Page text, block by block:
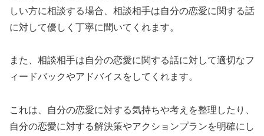
しい方に相談する場合、相談相手は自分の恋愛に関する話
に対して優しく丁寧に聞いてくれます。
また、相談相手は自分の恋愛に関する話に対して適切なフ
ィードバックやアドバイスをしてくれます。
これは、自分の恋愛に対する気持ちや考えを整理したり、
自分の恋愛に対する解決策やアクションプランを明確にし